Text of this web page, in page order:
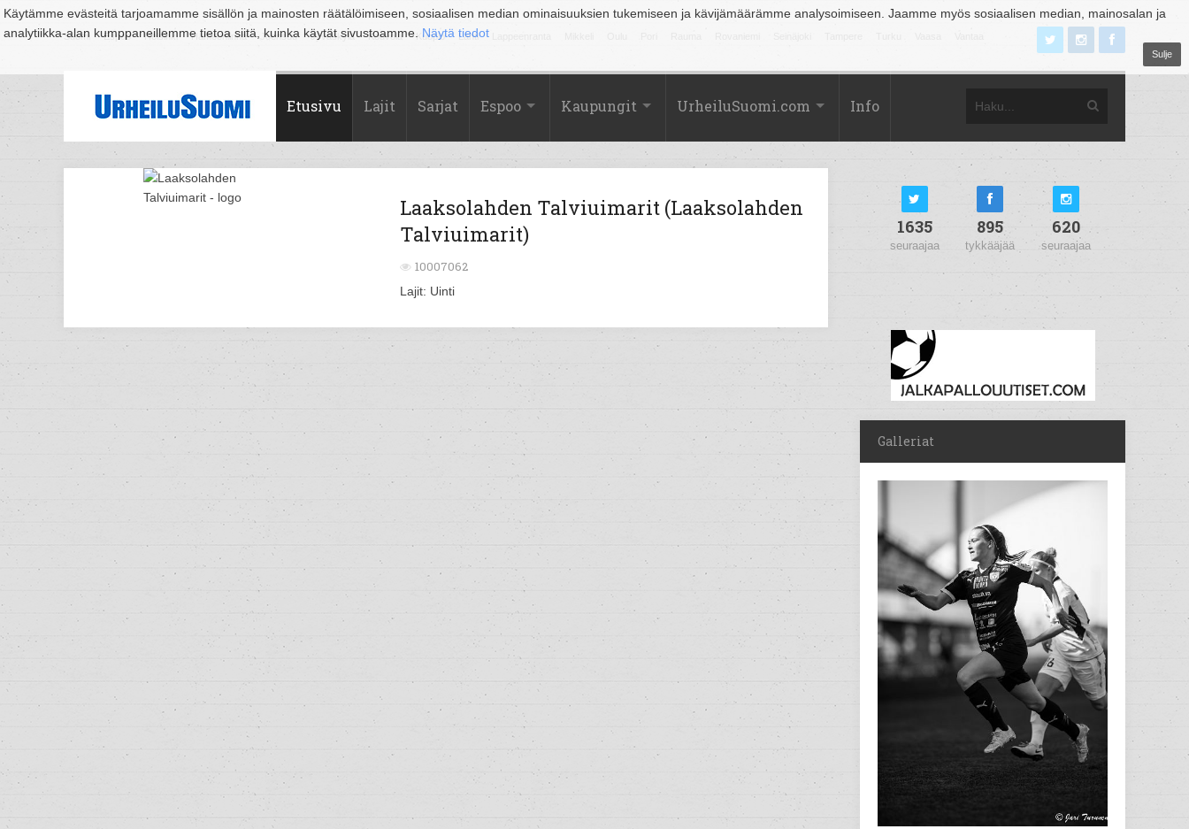
Käytämme evästeitä tarjoamamme sisällön ja mainosten räätälöimiseen, sosiaalisen median ominaisuuksien tukemiseen ja kävijämäärämme analysoimiseen. Jaamme myös sosiaalisen median, mainosalan ja
analytiikka-alan kumppaneillemme tietoa siitä, kuinka käytät sivustoamme. Näytä tiedot
Sulje
Suomi Espoo Helsinki Hämeenlinna Joensuu Jyväskylä Kouvola Kuopio Lahti
Etusivu Lajit Sarjat Espoo Kaupungit UrheiluSuomi.com Info
Laaksolahden Talviuimarit (Laaksolahden
Talviuimarit)
10007062
Lajit: Uinti
1635
seuraajaa
895
tykkääjää
620
seuraajaa
Galleriat